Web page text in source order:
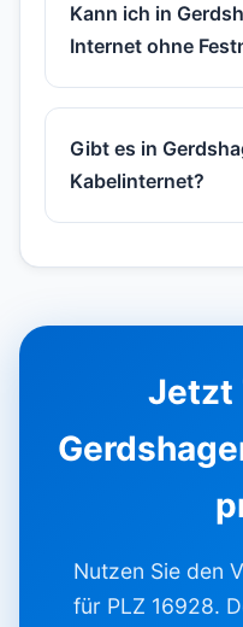
Kann ich in
Internet ohne
Gibt es in
Kabelinternet?
Jetzt
Nutzen Sie den
für PLZ 16928.